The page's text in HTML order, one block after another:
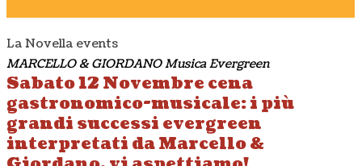
La Novella events
MARCELLO & GIORDANO Musica Evergreen
Sabato 12 Novembre cena
gastronomico-musicale: i più
grandi successi evergreen
interpretati da Marcello &